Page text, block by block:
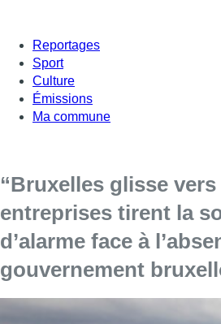
Reportages
Sport
Culture
Émissions
Ma commune
“Bruxelles glisse
entreprises tirent la
d’alarme face à
gouvernement